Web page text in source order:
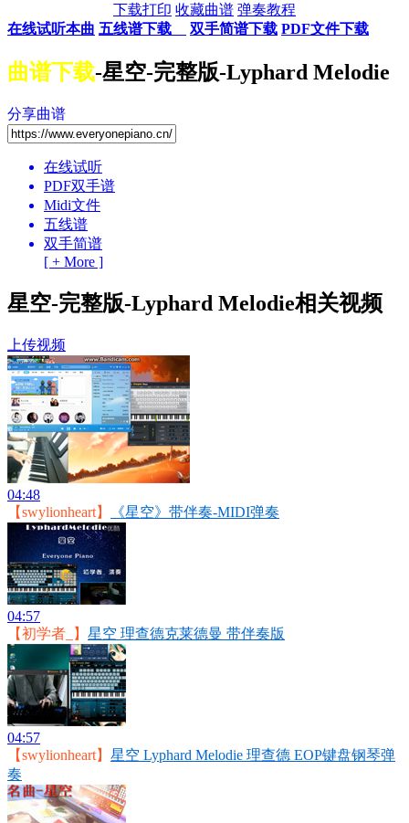
下载打印 收藏曲谱 弹奏教程
在线试听本曲 五线谱下载 双手简谱下载 PDF文件下载
曲谱下载-星空-完整版-Lyphard Melodie
分享曲谱
在线试听
PDF双手谱
Midi文件
五线谱
双手简谱
[ + More ]
星空-完整版-Lyphard Melodie相关视频
上传视频
04:48
【swylionheart】
《星空》带伴奏-MIDI弹奏
04:57
【初学者_】 星空 理查德克莱德曼 带伴奏版
04:57
【swylionheart】 星空 Lyphard Melodie 理查德 EOP键盘钢琴弹
奏